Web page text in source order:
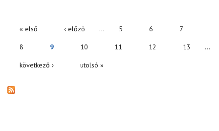
OLDALAK
« első ‹ előző … 5 6 7
8 9 10 11 12 13 …
következő › utolsó »